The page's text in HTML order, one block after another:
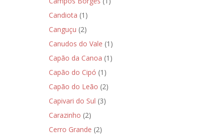
Candiota (1)
Canguçu (2)
Canudos do Vale (1)
Capão da Canoa (1)
Capão do Cipó (1)
Capão do Leão (2)
Capivari do Sul (3)
Carazinho (2)
Cerro Grande (2)